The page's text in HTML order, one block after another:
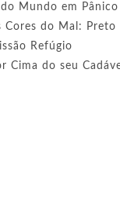
Mundo em Pânico
Cores do Mal: Preto
Refúgio
Cima do seu